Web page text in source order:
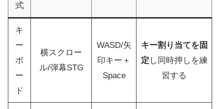
式
キ
ー
ボ
ー
ド
横スクロー
ル/弾幕STG
WASD/矢
印キー＋
Space
キー割り当てを固
定 し同時押しを練
習する